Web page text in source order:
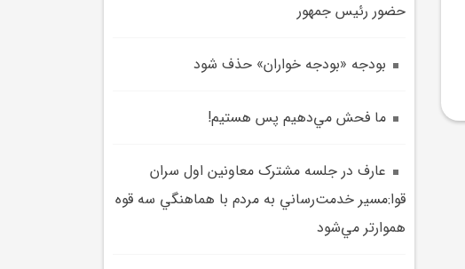
حضور رئيس جمهور
بودجه «بودجه خواران» حذف شود
ما فحش مي‌دهيم پس هستيم!
عارف در جلسه مشترک معاونين اول سران
قوا:مسير خدمت‌رساني به مردم با هماهنگي سه قوه
هموارتر مي‌شود